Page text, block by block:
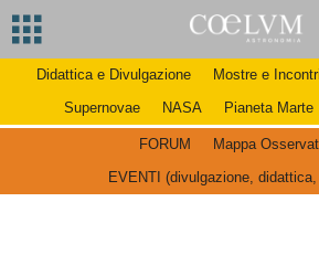
Didattica e Divulgazione Mostre e Incontri
Supernovae
NASA Pianeta Marte
FORUM
Mappa
EVENTI (divulgazione,